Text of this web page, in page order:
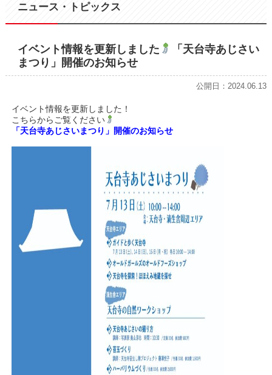
ニュース・トピックス
イベント情報を更新しました
「天台寺あじさい
まつり」開催のお知らせ
公開日：2024.06.13
イベント情報を更新しました！
こちらからご覧ください
「天台寺あじさいまつり」開催のお知らせ